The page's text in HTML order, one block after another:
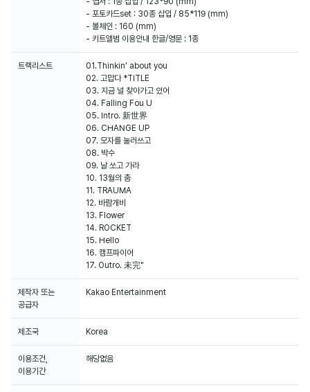
- 포토카드set : 30종 삽입 / 85*119 (mm)
- 볼체인 : 160 (mm)
- 키트앨범 이용안내 한글/영문 : 1종
트랙리스트
01.Thinkin' about you
02. 고맙다 *TITLE
03. 지금 널 찾아가고 있어
04. Falling Fou U
05. Intro. 新世界
06. CHANGE UP
07. 모자를 눌러쓰고
08. 박수
09. 날 쏘고 가라
10. 13월의 춤
11. TRAUMA
12. 바람개비
13. Flower
14. ROCKET
15. Hello
16. 캠프파이어
17. Outro. 未完"
제작자 또는
공급자
Kakao Entertainment
제조국 Korea
이용조건,
이용기간
해당없음